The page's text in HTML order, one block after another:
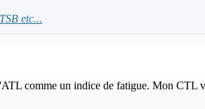
etc...
comme un indice de fatigue. Mon